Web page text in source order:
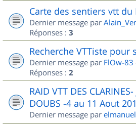
Carte des sentiers vtt du
Dernier message par
Réponses : 3
Recherche VTTiste pour
Dernier message par FlOw-83
Réponses : 2
RAID VTT DES
DOUBS -4 au 11 Aout
Dernier message par elmanuel